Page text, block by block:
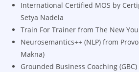
International Certified MOS by
Setya Nadela
Train For Trainer from The New
Neurosemantics++ (NLP) from
Makna)
Grounded Business Coaching